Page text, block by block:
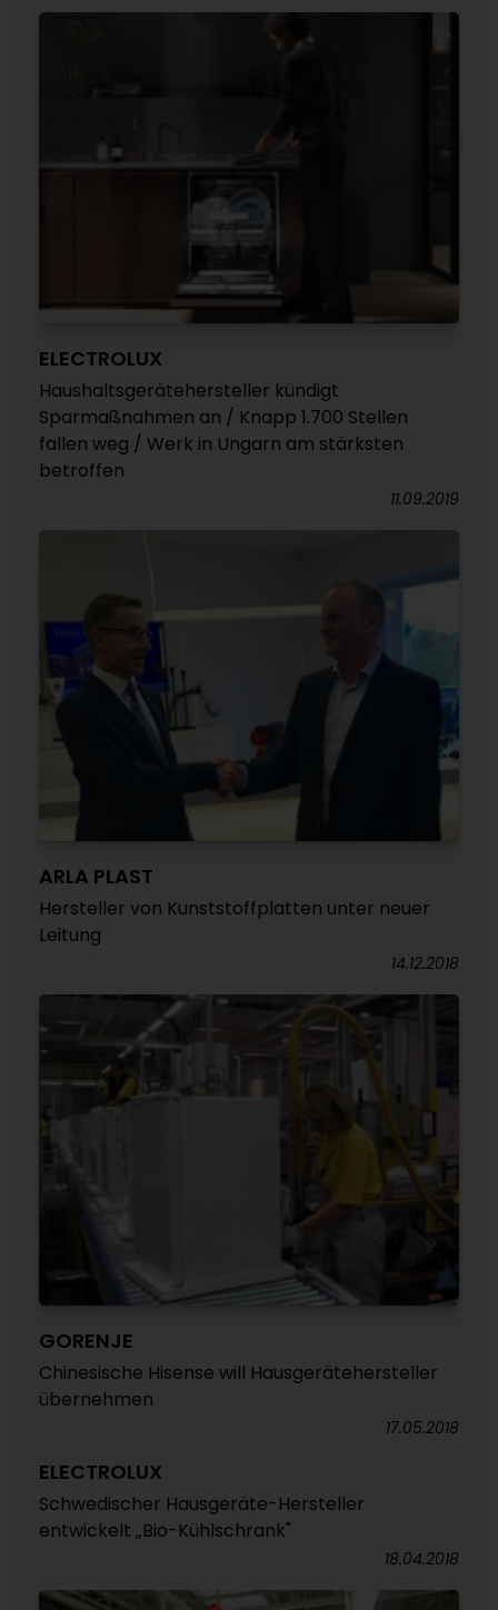
ELECTROLUX
Haushaltsgerätehersteller kündigt
Sparmaßnahmen an / Knapp 1.700 Stellen
fallen weg / Werk in Ungarn am stärksten
betroffen
11.09.2019
ARLA PLAST
Hersteller von Kunststoffplatten unter neuer
Leitung
14.12.2018
GORENJE
Chinesische Hisense will Hausgerätehersteller
übernehmen
17.05.2018
ELECTROLUX
Schwedischer Hausgeräte-Hersteller
entwickelt „Bio-Kühlschrank"
18.04.2018